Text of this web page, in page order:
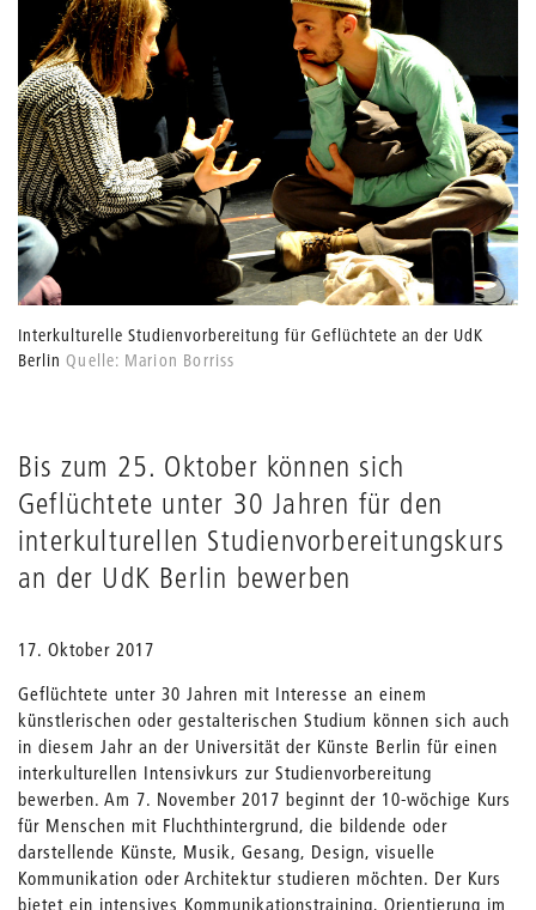
Interkulturelle Studienvorbereitung für Geflüchtete an der UdK
Berlin Quelle: Marion Borriss
Bis zum 25. Oktober können sich
Geflüchtete unter 30 Jahren für den
interkulturellen Studienvorbereitungskurs
an der UdK Berlin bewerben
17. Oktober 2017
Geflüchtete unter 30 Jahren mit Interesse an einem
künstlerischen oder gestalterischen Studium können sich auch
in diesem Jahr an der Universität der Künste Berlin für einen
interkulturellen Intensivkurs zur Studienvorbereitung
bewerben. Am 7. November 2017 beginnt der 10-wöchige Kurs
für Menschen mit Fluchthintergrund, die bildende oder
darstellende Künste, Musik, Gesang, Design, visuelle
Kommunikation oder Architektur studieren möchten. Der Kurs
bietet ein intensives Kommunikationstraining, Orientierung im